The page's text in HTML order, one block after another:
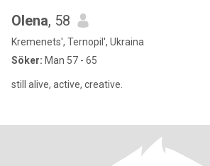
Olena, 58
Kremenets', Ternopil', Ukraina
Söker: Man 57 - 65
still alive, active, creative.